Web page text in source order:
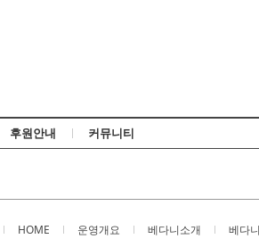
후원안내 커뮤니티
HOME 운영개요 베다니소개 베다